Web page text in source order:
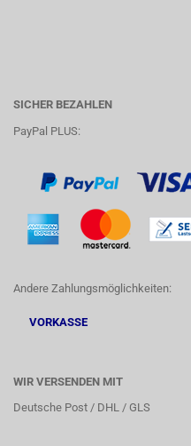
SICHER BEZAHLEN
PayPal PLUS:
Andere Zahlungsmöglichkeiten:
VORKASSE
WIR VERSENDEN MIT
Deutsche Post / DHL / GLS